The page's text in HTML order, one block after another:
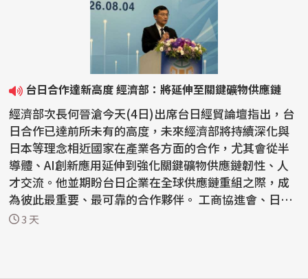
台日合作達新高度 經濟部：將延伸至關鍵礦物供應鏈
經濟部次長何晉滄今天(4日)出席台日經貿論壇指出，台
日合作已達前所未有的高度，未來經濟部將持續深化與
日本等理念相近國家在產業各方面的合作，尤其會從半
導體、AI創新應用延伸到強化關鍵礦物供應鏈韌性、人
才交流。他並期盼台日企業在全球供應鏈重組之際，成
為彼此最重要、最可靠的合作夥伴。 工商協進會、日本
工商...
3 天